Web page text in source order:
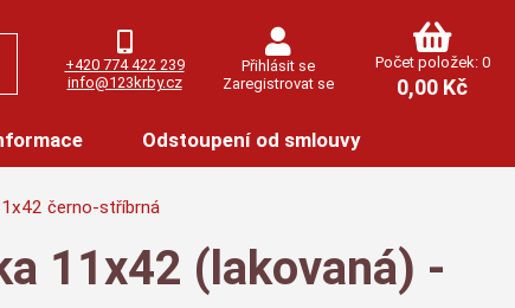
+420 774 422 239
info@123krby.cz
Přihlásit se
Zaregistrovat se
Počet položek: 0
0,00 Kč
Odstoupení od smlouvy
černo-stříbrná
11x42 (lakovaná) -